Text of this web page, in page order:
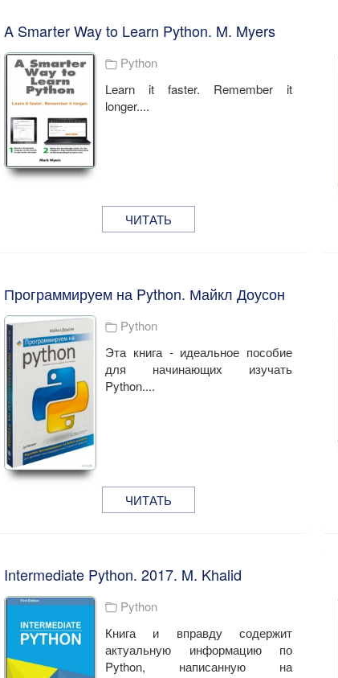
A Smarter Way to Learn Python. M. Myers
Python
Learn it faster. Remember it
longer....
ЧИТАТЬ
Программируем на Python. Майкл Доусон
Python
Эта книга - идеальное пособие
для начинающих изучать
Python....
ЧИТАТЬ
Intermediate Python. 2017. M. Khalid
Python
Книга и вправду содержит
актуальную информацию по
Python, написанную на